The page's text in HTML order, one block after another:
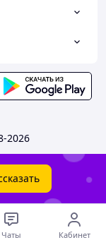
2026
Чаты Кабинет